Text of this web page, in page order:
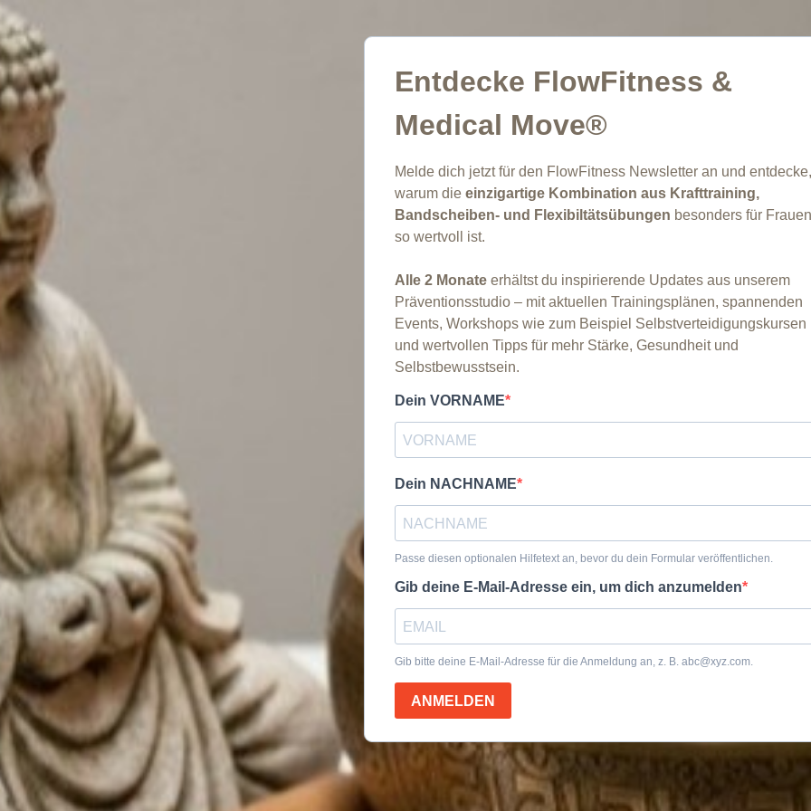
Entdecke FlowFitness &
Medical Move®
Melde dich jetzt für den FlowFitness Newsletter an und entdecke,
warum die einzigartige Kombination aus Krafttraining,
Bandscheiben- und Flexibiltätsübungen besonders für Frauen
so wertvoll ist.
Alle 2 Monate erhältst du inspirierende Updates aus unserem
Präventionsstudio – mit aktuellen Trainingsplänen, spannenden
Events, Workshops wie zum Beispiel Selbstverteidigungskursen
und wertvollen Tipps für mehr Stärke, Gesundheit und
Selbstbewusstsein.
Dein VORNAME
Dein NACHNAME
Passe diesen optionalen Hilfetext an, bevor du dein Formular veröffentlichen.
Gib deine E-Mail-Adresse ein, um dich anzumelden
Gib bitte deine E-Mail-Adresse für die Anmeldung an, z. B. abc@xyz.com.
ANMELDEN